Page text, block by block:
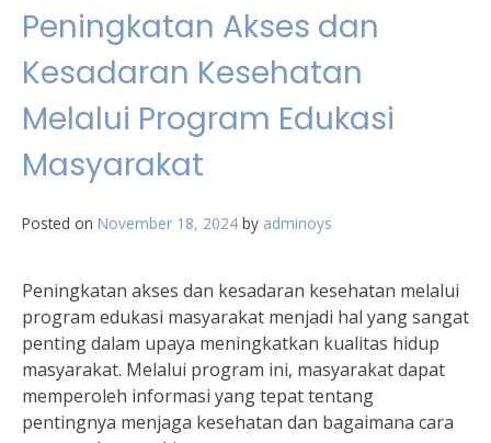
Peningkatan Akses dan
Kesadaran Kesehatan
Melalui Program Edukasi
Masyarakat
Posted on November 18, 2024 by adminoys
Peningkatan akses dan kesadaran kesehatan melalui
program edukasi masyarakat menjadi hal yang sangat
penting dalam upaya meningkatkan kualitas hidup
masyarakat. Melalui program ini, masyarakat dapat
memperoleh informasi yang tepat tentang
pentingnya menjaga kesehatan dan bagaimana cara